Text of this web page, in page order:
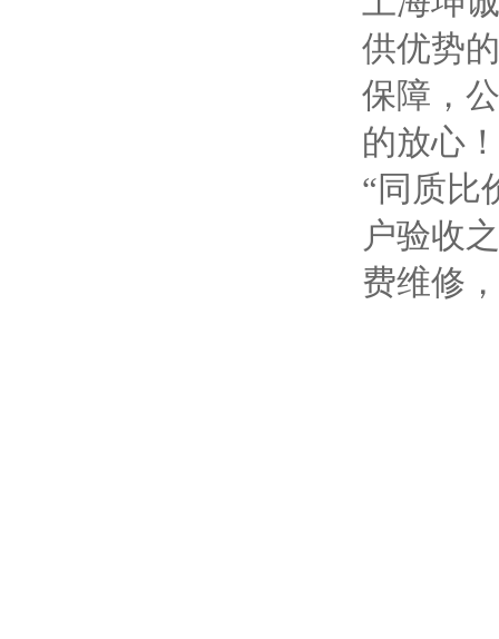
供优势
保障，
的放心！
“同质比
户验收
费维修